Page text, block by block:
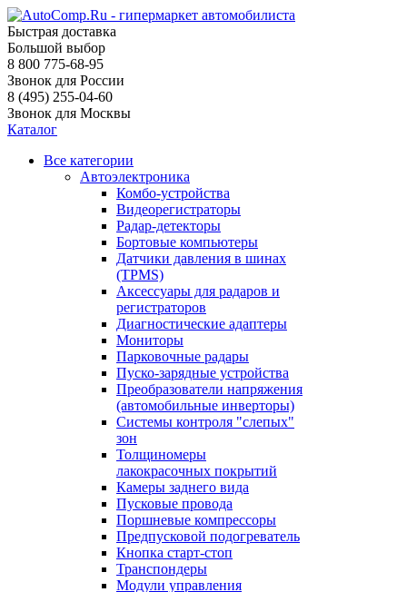
Быстрая доставка
Большой выбор
8 800 775-68-95
Звонок для России
8 (495) 255-04-60
Звонок для Москвы
Каталог
Все категории
Автоэлектроника
Комбо-устройства
Видеорегистраторы
Радар-детекторы
Бортовые компьютеры
Датчики давления в шинах
(TPMS)
Аксессуары для радаров и
регистраторов
Диагностические адаптеры
Мониторы
Парковочные радары
Пуско-зарядные устройства
Преобразователи напряжения
(автомобильные инверторы)
Системы контроля "слепых"
зон
Толщиномеры
лакокрасочных покрытий
Камеры заднего вида
Пусковые провода
Поршневые компрессоры
Предпусковой подогреватель
Кнопка старт-стоп
Транспондеры
Модули управления